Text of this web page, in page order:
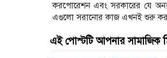
করপোরেশন এবং সরকারের যে
এগুলো সরানোর কাজ এখনই শুরু
এই পোস্টটি আপনার সামাজিক